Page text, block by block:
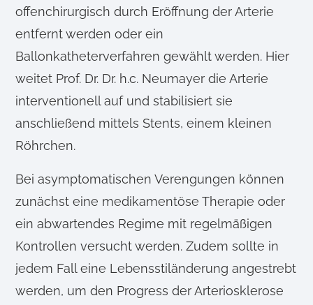
offenchirurgisch durch Eröffnung der Arterie
entfernt werden oder ein
Ballonkatheterverfahren gewählt werden. Hier
weitet Prof. Dr. Dr. h.c. Neumayer die Arterie
interventionell auf und stabilisiert sie
anschließend mittels Stents, einem kleinen
Röhrchen.
Bei asymptomatischen Verengungen können
zunächst eine medikamentöse Therapie oder
ein abwartendes Regime mit regelmäßigen
Kontrollen versucht werden. Zudem sollte in
jedem Fall eine Lebensstiländerung angestrebt
werden, um den Progress der Arteriosklerose